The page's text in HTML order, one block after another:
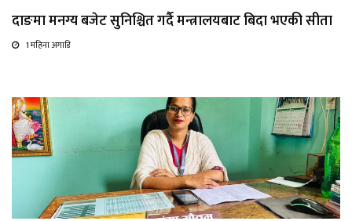
दाङमा मनग्य बजेट सुनिश्चित गर्दै मन्त्रालयबाट बिदा भएकी सीता
1 महिना अगाडि